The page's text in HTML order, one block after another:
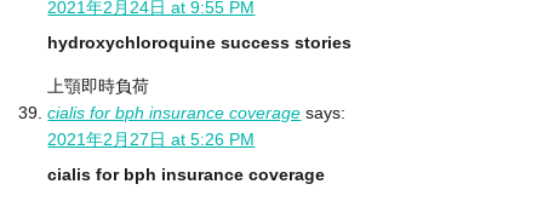
2021年2月24日 at 9:55 PM
hydroxychloroquine success stories
上顎即時負荷
cialis for bph insurance coverage says:
2021年2月27日 at 5:26 PM
cialis for bph insurance coverage